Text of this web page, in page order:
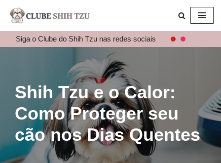
paraSiga o Clube do Shih Tzu nas redes sociais
Shih Tzu e o Calor:
Como Proteger seu
cão nos Dias Quentes